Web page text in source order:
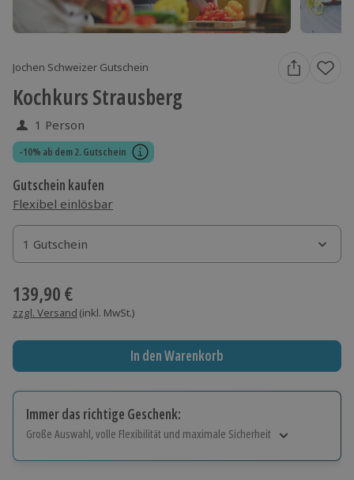
Jochen Schweizer Gutschein
Kochkurs Strausberg
1 Person
-10% ab dem 2. Gutschein
Gutschein kaufen
Flexibel einlösbar
1 Gutschein
1 Gutschein
1 Gutschein
139,90 €
zzgl. Versand (inkl. MwSt.)
In den Warenkorb
Immer das richtige Geschenk:
Große Auswahl, volle Flexibilität und maximale Sicherheit